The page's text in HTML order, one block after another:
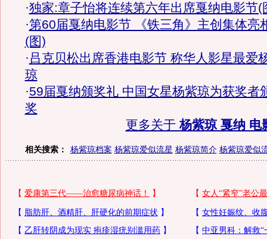
·独家:章子怡将连续第六年出席戛纳电影节(
·第60届戛纳电影节 《铁三角》主创集体亮
(图)
·吕克贝松出席香港电影节 称华人影星最爱
琼
·59届戛纳颁奖礼 中国女星杨紫琼为获奖者
奖
更多关于杨紫琼 戛纳 电
相关搜索： 杨紫琼档案 杨紫琼爱似流星 杨紫琼简介 杨紫琼爱似